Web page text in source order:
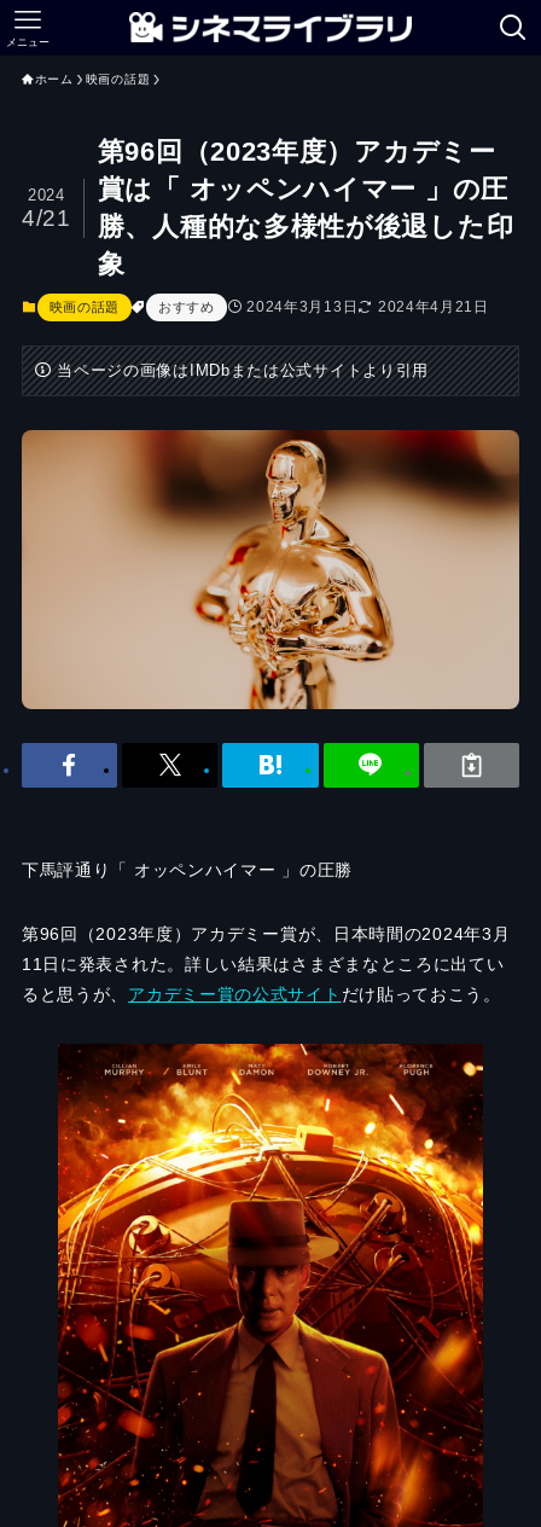
メニュー
ホーム 映画の話題
第96回（2023年度）アカデミー
賞は「 オッペンハイマー 」の圧
勝、人種的な多様性が後退した印
象
2024
4/21
映画の話題 おすすめ 2024年3月13日 2024年4月21日
当ページの画像はIMDbまたは公式サイトより引用
下馬評通り「 オッペンハイマー 」の圧勝
第96回（2023年度）アカデミー賞が、日本時間の2024年3月
11日に発表された。詳しい結果はさまざまなところに出てい
ると思うが、 アカデミー賞の公式サイト だけ貼っておこう。